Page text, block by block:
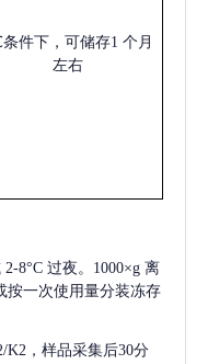
件下，可储存1 个月
左右
2-8°C 过夜。1000×g 离
按一次使用量分装冻存
K2，样品采集后30分